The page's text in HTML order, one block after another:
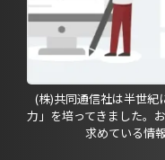
(株)共同通信社は半世紀
力」を培ってきました。
求めている情